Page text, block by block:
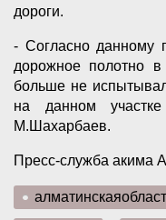
дороги.
- Согласно данному
дорожное полотно в
больше не
на данном
М.Шахарбаев.
Пресс-служба акима